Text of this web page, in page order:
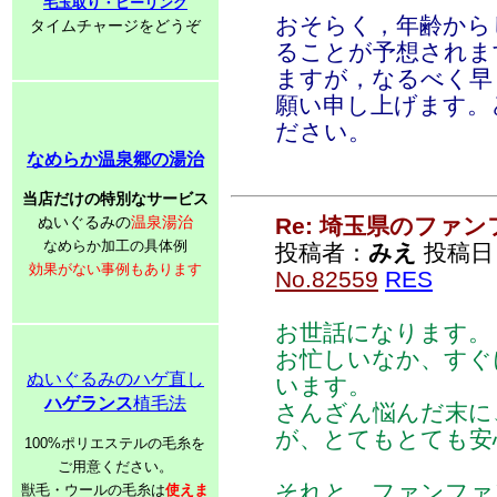
タイムチャージをどうぞ
なめらか温泉郷の湯治
当店だけの特別なサービス
ぬいぐるみの温泉湯治
なめらか加工の具体例
効果がない事例もあります
ぬいぐるみのハゲ直し
ハゲランス植毛法
100%ポリエステルの毛糸を
ご用意ください。
獣毛・ウールの毛糸は使えま
おそらく，年齢か
ることが予想され
ますが，なるべく
願い申し上げます
ださい。
Re: 埼玉県のファン
投稿者： みえ 投稿
No.82559 RES
お世話になります。
お忙しいなか、す
います。
さんざん悩んだ末
が、とてもとても